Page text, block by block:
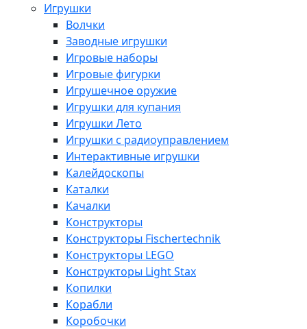
Игрушки
Волчки
Заводные игрушки
Игровые наборы
Игровые фигурки
Игрушечное оружие
Игрушки для купания
Игрушки Лето
Игрушки с радиоуправлением
Интерактивные игрушки
Калейдоскопы
Каталки
Качалки
Конструкторы
Конструкторы Fisсhertechnik
Конструкторы LEGO
Конструкторы Light Stax
Копилки
Корабли
Коробочки